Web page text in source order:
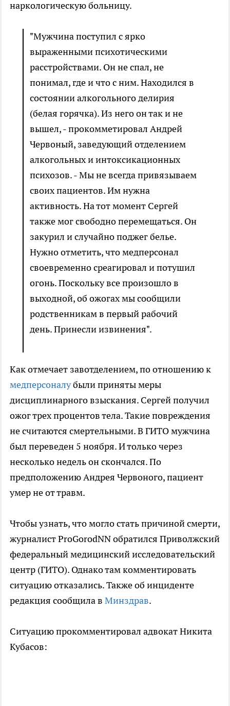
наркологическую больницу.
"Мужчина поступил с ярко
выраженными психотическими
расстройствами. Он не спал, не
понимал, где и что с ним. Находился в
состоянии алкогольного делирия
(белая горячка). Из него он так и не
вышел, - прокомметировал Андрей
Червоный, заведующий отделением
алкогольных и интоксикационных
психозов. - Мы не всегда привязываем
своих пациентов. Им нужна
активность. На тот момент Сергей
также мог свободно перемещаться. Он
закурил и случайно поджег белье.
Нужно отметить, что медперсонал
своевременно среагировал и потушил
огонь. Поскольку все произошло в
выходной, об ожогах мы сообщили
родственникам в первый рабочий
день. Принесли извинения".
Как отмечает завотделением, по отношению к
медперсоналубыли приняты меры
дисциплинарного взыскания. Сергей получил
ожог трех процентов тела. Такие повреждения
не считаются смертельными. В ГИТО мужчина
был переведен 5 ноября. И только через
несколько недель он скончался. По
предположению Андрея Червоного, пациент
умер не от травм.
Чтобы узнать, что могло стать причиной смерти,
журналист ProGorodNN обратился Приволжский
федеральный медицинский исследовательский
центр (ГИТО). Однако там комментировать
ситуацию отказались. Также об инциденте
редакция сообщила в Минздрав.
Ситуацию прокомментировал адвокат Никита
Кубасов: